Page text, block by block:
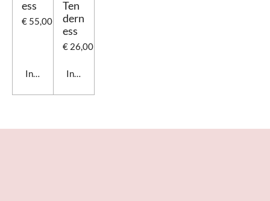
ess
€ 55,00
In winkelwagen
Ten
dern
ess
€ 26,00
In winkelwagen